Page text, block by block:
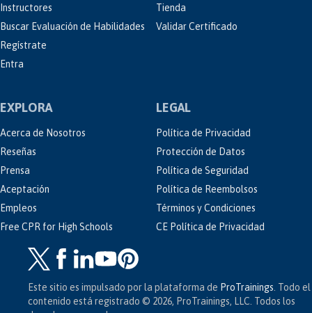
Instructores
Buscar Evaluación de Habilidades
Regístrate
Entra
Tienda
Validar Certificado
EXPLORA
Acerca de Nosotros
Reseñas
Prensa
Aceptación
Empleos
Free CPR for High Schools
LEGAL
Política de Privacidad
Protección de Datos
Política de Seguridad
Política de Reembolsos
Términos y Condiciones
CE Política de Privacidad
Este sitio es impulsado por la plataforma de ProTrainings . Todo el
contenido está registrado © 2026, ProTrainings, LLC. Todos los